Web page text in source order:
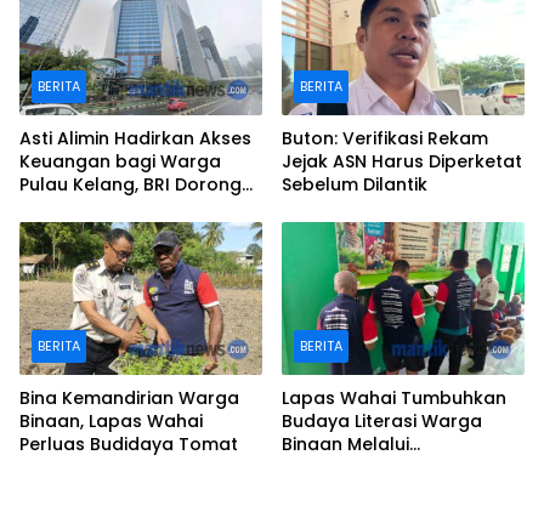
BERITA
Asti Alimin Hadirkan Akses
Keuangan bagi Warga
Pulau Kelang, BRI Dorong
Kepulauan
BERITA
Buton: Verifikasi Rekam
Jejak ASN Harus Diperketat
Sebelum Dilantik
BERITA
Bina Kemandirian Warga
Binaan, Lapas Wahai
Perluas Budidaya Tomat
BERITA
Lapas Wahai Tumbuhkan
Budaya Literasi Warga
Binaan Melalui